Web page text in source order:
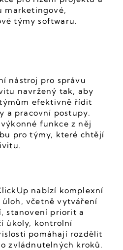
marketingové,
týmy softwaru.
nástroj pro správu
navržený tak, aby
efektivně řídit
a pracovní postupy.
funkce z něj
pro týmy, které chtějí
nabízí komplexní
včetně vytváření
stanovení priorit a
úkoly, kontrolní
pomáhají rozdělit
zvládnutelných kroků.